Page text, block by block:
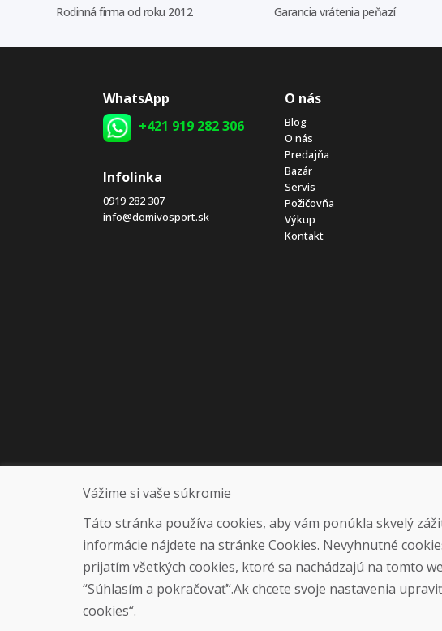
Rodinná firma od roku 2012 Garancia vrátenia peňazí
WhatsApp
+421 919 282 306
Infolinka
0919 282 307
info@domivosport.sk
O nás
Blog
O nás
Predajňa
Bazár
Servis
Požičovňa
Výkup
Kontakt
©
Vážime si vaše súkromie
Táto stránka používa cookies, aby vám ponúkla skvelý
informácie nájdete na stránke Cookies. Nevyhnutné
prijatím všetkých cookies, ktoré sa nachádzajú na tomto
“Súhlasím a pokračovať“.Ak chcete svoje nastavenia
cookies“.